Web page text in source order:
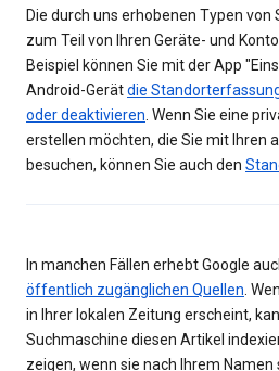
Die durch uns erhobenen Typen
zum Teil von Ihren Geräte- und
Beispiel können Sie mit der App
Android-Gerätdie
oder deaktivieren. Wenn Sie eine
erstellen möchten, die Sie mit Ihren
besuchen, können Sie auch den
In manchen Fällen erhebt Google
öffentlich zugänglichen Quellen.
in Ihrer lokalen Zeitung erscheint,
Suchmaschine diesen Artikel
zeigen, wenn sie nach Ihrem